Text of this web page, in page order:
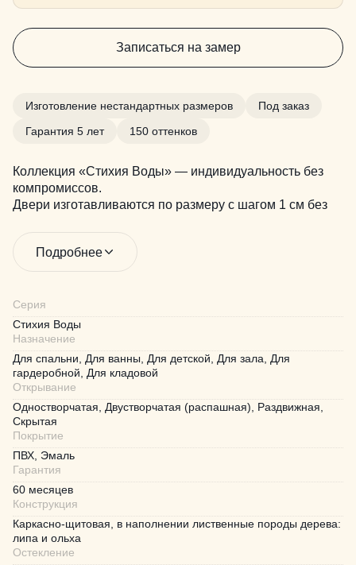
Записаться на замер
Изготовление нестандартных размеров
Под заказ
Гарантия 5 лет
150 оттенков
Коллекция «Стихия Воды» — индивидуальность без
компромиссов.
Двери изготавливаются по размеру с шагом 1 см без
чем в 150 оттенках. Возможен выпуск по эскизам.
Быстрое производство, 5 лет гарантии и комплексные
интерьерные решения — всё для воплощения ваших
Подробнее
Серия
Стихия Воды
Назначение
Для спальни, Для ванны, Для детской, Для зала, Для
гардеробной, Для кладовой
Открывание
Одностворчатая, Двустворчатая (распашная), Раздвижная,
Скрытая
Покрытие
ПВХ, Эмаль
Гарантия
60 месяцев
Конструкция
Каркасно-щитовая, в наполнении лиственные породы дерева:
липа и ольха
Остекление